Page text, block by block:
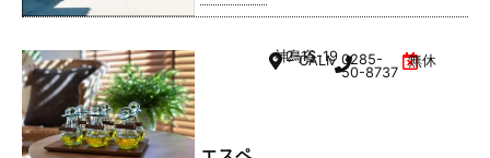
ドリー
神鳥谷
2-15-19
CALMひととのやA棟
0285-
50-8737
無休